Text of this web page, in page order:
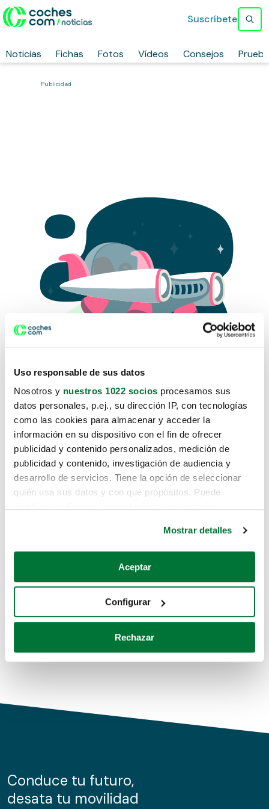
Uso responsable de sus datos
Nosotros y nuestros 1022 socios procesamos sus
datos personales, p.ej., su dirección IP, con tecnologías
como las cookies para almacenar y acceder la
información en su dispositivo con el fin de ofrecer
publicidad y contenido personalizados, medición de
publicidad y contenido, investigación de audiencia y
desarrollo de servicios. Tiene la opción de seleccionar
quién usa sus datos y con qué propósitos. Puede
Si lo permite, también quisiéramos:
Recopilar información sobre su ubicación geográfica
Identificar su dispositivo analizándolo activamente
para buscar características específicas (huellas
Obtenga más información sobre cómo se procesan sus
de cookies.
información sobre el uso que haga del sitio web con
nuestros partners de redes sociales, publicidad y análisis
Mostrar detalles
Aceptar
Configurar
Rechazar
Noticias Fichas Fotos Vídeos Consejos
Suscríbete
Publicidad
Lo sentimos, no sabemos como
te hemos traido hasta aquí.
Pero puedes encontrar el coche que estás
buscando en alguno de estos enlaces:
Coches de segunda mano
Coches de km0
Conduce tu futuro,
desata tu movilidad